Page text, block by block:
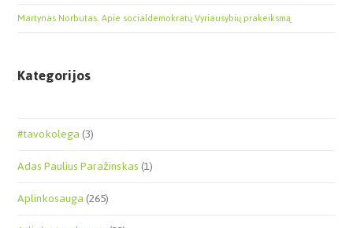
Martynas Norbutas. Apie socialdemokratų Vyriausybių prakeiksmą
Kategorijos
#tavokolega(3)
Adas Paulius Paražinskas(1)
Aplinkosauga(265)